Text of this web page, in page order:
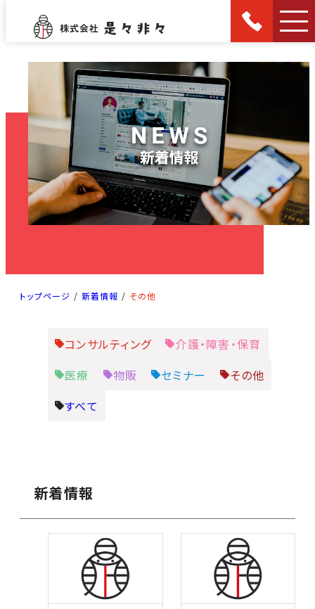
トップページ / 新着情報 / その他
コンサルティング
介護・障害・保育
医療
物販 セミナー
その他
すべて
新着情報